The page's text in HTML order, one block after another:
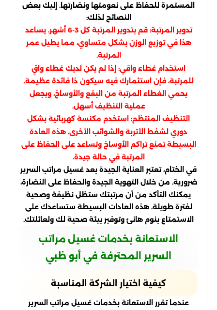
المستمرة للحفاظ على نعومتها ونضارتها. إليك بعض
النصائح لذلك:
تدوير المرتبة: قم بتدوير المرتبة كل 3-6 أشهر. يساعد
هذا في توزيع الوزن بشكل متساوي، مما يطيل عمر
المرتبة.
استخدام غطاء واقي: إذا لم يكن لديك غطاء واقٍ
للمرتبة، فإن استثمارك فيه سيكون ذا فائدة عظيمة.
يحمي الغطاء المرتبة من البقع والأوساخ، ويجعل
عملية التنظيف أسهل.
التنظيف المنتظم: استخدم مكنسة كهربائية بشكل
دوري لشفط الأتربة والشوائب الأخرى. هذه العادة
البسيطة تمنع تراكم الأوساخ وتساعد على الحفاظ على
المرتبة في حالة جيدة.
في الختام، تعتبر العناية الجيدة بعد غسيل مراتب السرير
ضرورية. من خلال التهوية الجيدة والحفاظ على النضارة،
يمكنك التأكد من أن مرتبتك ستظل نظيفة وصحية
لفترة طويلة. هذه العادات البسيطة ستساعدك على
الاستمتاع بنوم هانئ وتوفير بيئة صحية لك ولعائلتك.
الاستعانة بخدمات غسيل مراتب
السرير المحترفة في أبو ظبي
كيفية اختيار الشركة المناسبة
عندما تقرر الاستعانة بخدمات غسيل مراتب السرير